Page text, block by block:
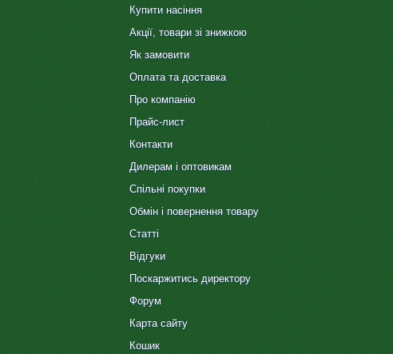
Купити насіння
Акції, товари зі знижкою
Як замовити
Оплата та доставка
Про компанію
Прайс-лист
Контакти
Дилерам і оптовикам
Спільні покупки
Обмін і повернення товару
Статті
Відгуки
Поскаржитись директору
Форум
Карта сайту
Кошик